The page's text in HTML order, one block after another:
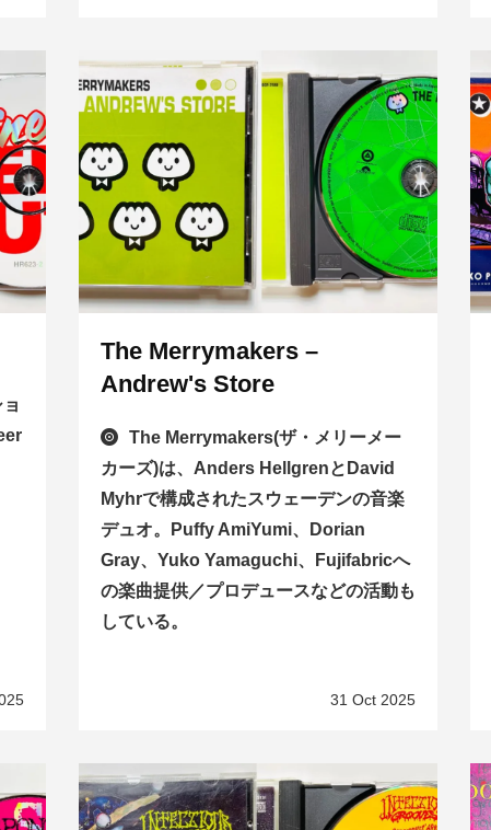
The Merrymakers –
Andrew's Store
The Merrymakers(ザ・メリーメー
カーズ)は、Anders HellgrenとDavid
Myhrで構成されたスウェーデンの音楽
デュオ。Puffy AmiYumi、Dorian
Gray、Yuko Yamaguchi、Fujifabricへ
の楽曲提供／プロデュースなどの活動も
している。
31 Oct 2025